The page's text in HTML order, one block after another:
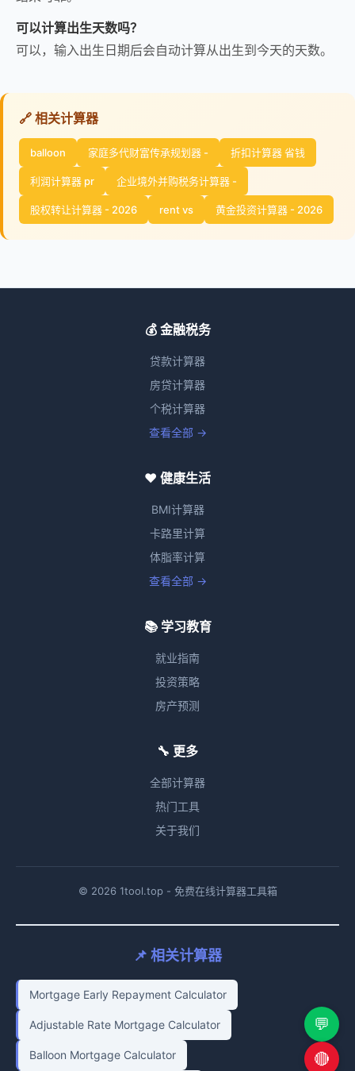
可以计算出生天数吗？
可以，输入出生日期后会自动计算从出生到今天的天数。
💬
🔴
🔗 相关计算器
balloon 家庭多代财富传承规划器 - 折扣计算器 省钱
利润计算器 pr 企业境外并购税务计算器 -
股权转让计算器 - 2026 rent vs 黄金投资计算器 - 2026
💰 金融税务
贷款计算器
房贷计算器
个税计算器
查看全部 →
❤️ 健康生活
BMI计算器
卡路里计算
体脂率计算
查看全部 →
📚 学习教育
就业指南
投资策略
房产预测
🔧 更多
全部计算器
热门工具
关于我们
© 2026 1tool.top - 免费在线计算器工具箱
📌 相关计算器
Mortgage Early Repayment Calculator
Adjustable Rate Mortgage Calculator
Balloon Mortgage Calculator